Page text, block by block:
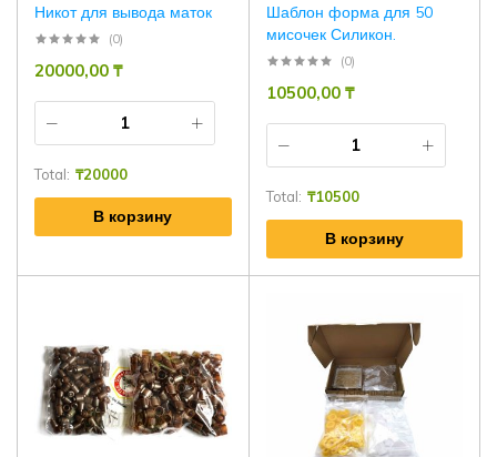
Никот для вывода маток
(0)
20000,00 ₸
Total: ₸20000
В корзину
Шаблон форма для 50
мисочек Силикон.
(0)
10500,00 ₸
Total: ₸10500
В корзину